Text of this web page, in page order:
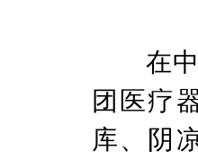
在中
团医疗
库、阴